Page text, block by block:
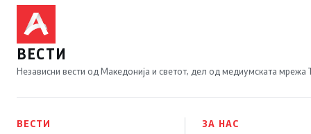
ВЕСТИ
Независни вести од Македонија и светот, дел од медиумската
ВЕСТИ
ЗА НАС